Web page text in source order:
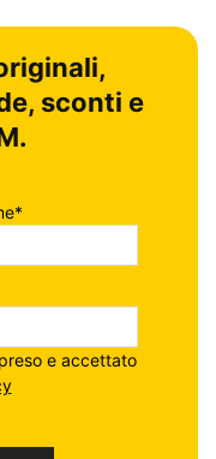
sconti e
e accettato